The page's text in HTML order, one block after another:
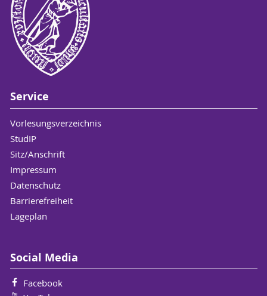
Service
Vorlesungsverzeichnis
StudIP
Sitz/Anschrift
Impressum
Datenschutz
Barrierefreiheit
Lageplan
Social Media
Facebook